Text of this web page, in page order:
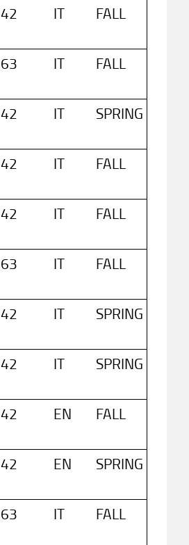
42 IT FALL
63 IT FALL
42 IT SPRING
42 IT FALL
42 IT FALL
63 IT FALL
42 IT SPRING
42 IT SPRING
42 EN FALL
42 EN SPRING
63 IT FALL